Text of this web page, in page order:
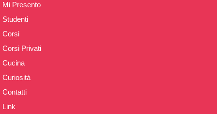
Mi Presento
Studenti
Corsi
Corsi Privati
Cucina
Curiosità
Contatti
Link